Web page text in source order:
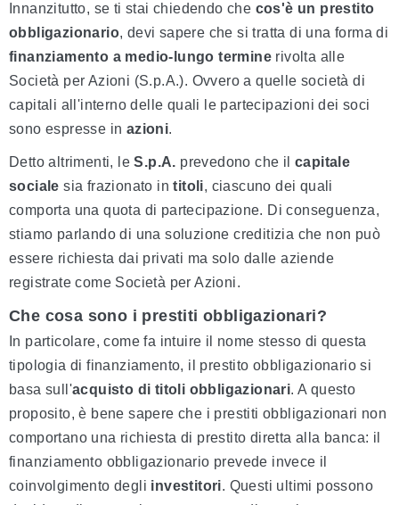
Innanzitutto, se ti stai chiedendo che cos'è un prestito
obbligazionario, devi sapere che si tratta di una forma di
finanziamento a medio-lungo termine rivolta alle
Società per Azioni (S.p.A.). Ovvero a quelle società di
capitali all'interno delle quali le partecipazioni dei soci
sono espresse in azioni.
Detto altrimenti, le S.p.A. prevedono che ilcapitale
sociale sia frazionato intitoli, ciascuno dei quali
comporta una quota di partecipazione. Di conseguenza,
stiamo parlando di una soluzione creditizia che non può
essere richiesta dai privati ma solo dalle aziende
registrate come Società per Azioni.
Che cosa sono i prestiti obbligazionari?
In particolare, come fa intuire il nome stesso di questa
tipologia di finanziamento, il prestito obbligazionario si
basa sull'acquisto di titoli obbligazionari. A questo
proposito, è bene sapere che i prestiti obbligazionari non
comportano una richiesta di prestito diretta alla banca: il
finanziamento obbligazionario prevede invece il
coinvolgimento degli investitori. Questi ultimi possono